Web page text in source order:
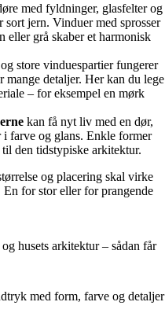
med fyldninger, glasfelter og
sort jern. Vinduer med sprosser
eller grå skaber et harmonisk
store vinduespartier fungerer
mange detaljer. Her kan du lege
– for eksempel en mørk
kan få nyt liv med en dør,
i farve og glans. Enkle former
den tidstypiske arkitektur.
og placering skal virke
for stor eller for prangende
husets arkitektur – sådan får
med form, farve og detaljer